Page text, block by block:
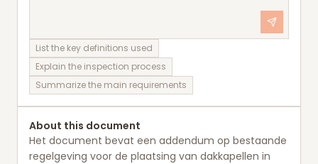
List the key definitions used
Explain the inspection process
Summarize the main requirements
About this document
Het document bevat een addendum op bestaande
regelgeving voor de plaatsing van dakkapellen in